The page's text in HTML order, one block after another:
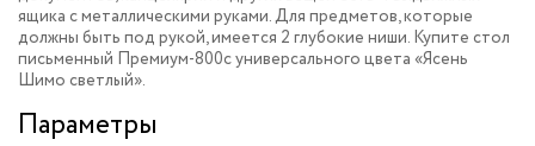
ящика с металлическими руками. Для предметов, которые
должны быть под рукой, имеется 2 глубокие ниши. Купите стол
письменный Премиум-800c универсального цвета «Ясень
Шимо светлый».
Параметры